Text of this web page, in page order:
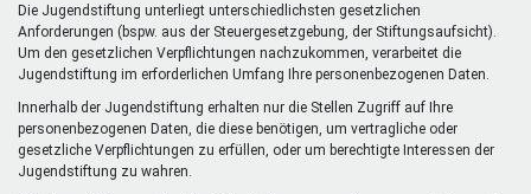
Die Jugendstiftung unterliegt unterschiedlichsten gesetzlichen
Anforderungen (bspw. aus der Steuergesetzgebung, der Stiftungsaufsicht).
Um den gesetzlichen Verpflichtungen nachzukommen, verarbeitet die
Jugendstiftung im erforderlichen Umfang Ihre personenbezogenen Daten.
Innerhalb der Jugendstiftung erhalten nur die Stellen Zugriff auf Ihre
personenbezogenen Daten, die diese benötigen, um vertragliche oder
gesetzliche Verpflichtungen zu erfüllen, oder um berechtigte Interessen der
Jugendstiftung zu wahren.